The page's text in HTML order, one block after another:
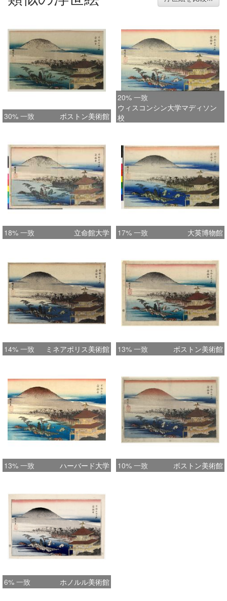
30% 一致 ボストン美術館
20% 一致
ウィスコンシン大学マディソン
校
18% 一致 立命館大学 17% 一致 大英博物館
14% 一致 ミネアポリス美術館 13% 一致 ボストン美術館
13% 一致 ハーバード大学 10% 一致 ボストン美術館
6% 一致 ホノルル美術館